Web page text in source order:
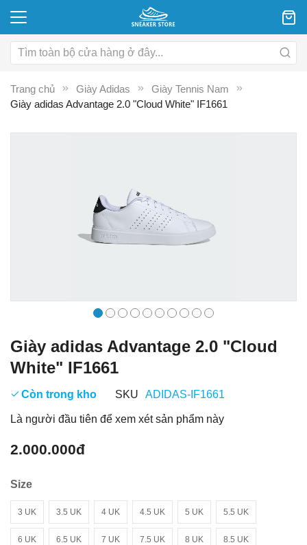
Trang chủ Giày Adidas
Giày Tennis Nam
Giày adidas Advantage 2.0 "Cloud White" IF1661
Giày adidas Advantage 2.0 "Cloud
White" IF1661
Còn trong kho SKU ADIDAS-IF1661
Là người đầu tiên để xem xét sản phẩm này
2.000.000đ
Size
3 UK 3.5 UK 4 UK 4.5 UK 5 UK 5.5 UK
6 UK 6.5 UK 7 UK 7.5 UK 8 UK 8.5 UK